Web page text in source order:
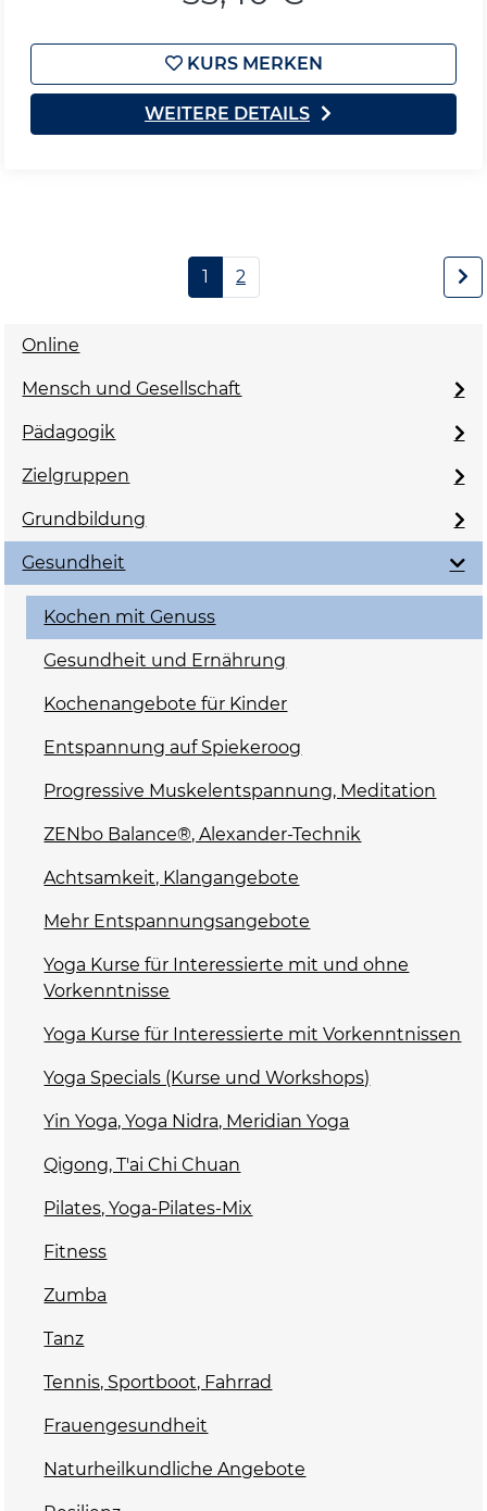
KURS MERKEN
WEITERE DETAILS
1 2
Online
Mensch und Gesellschaft
Pädagogik
Zielgruppen
Grundbildung
Gesundheit
Kochen mit Genuss
Gesundheit und Ernährung
Kochenangebote für Kinder
Entspannung auf Spiekeroog
Progressive Muskelentspannung, Meditation
ZENbo Balance®, Alexander-Technik
Achtsamkeit, Klangangebote
Mehr Entspannungsangebote
Yoga Kurse für Interessierte mit und ohne
Vorkenntnisse
Yoga Kurse für Interessierte mit Vorkenntnissen
Yoga Specials (Kurse und Workshops)
Yin Yoga, Yoga Nidra, Meridian Yoga
Qigong, T'ai Chi Chuan
Pilates, Yoga-Pilates-Mix
Fitness
Zumba
Tanz
Tennis, Sportboot, Fahrrad
Frauengesundheit
Naturheilkundliche Angebote